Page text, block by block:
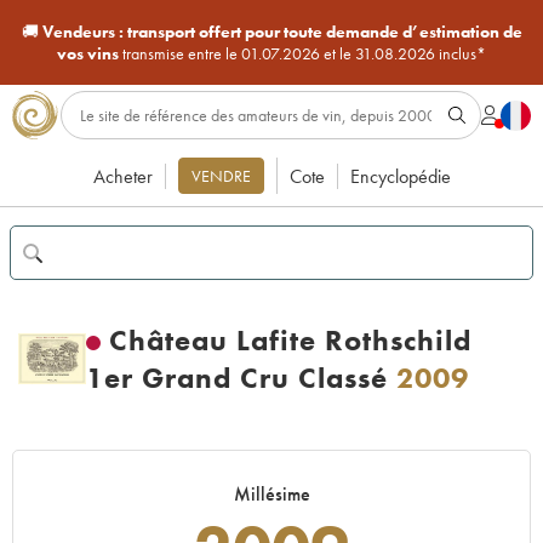
🚚Vendeurs : transport offert pour toute demande d’estimation de
vos vinstransmise entre le 01.07.2026 et le 31.08.2026 inclus*
Acheter VENDRE Cote Encyclopédie
Château Lafite Rothschild
1er Grand Cru Classé 2009
Millésime